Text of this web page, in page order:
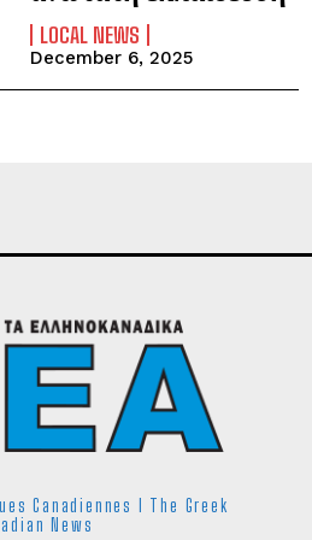
LOCAL NEWS
December 6, 2025
Canadiennes I The Greek
News